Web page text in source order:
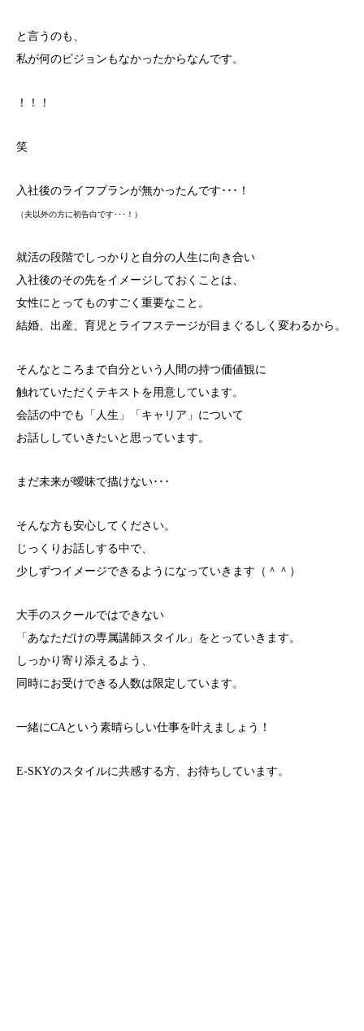
と言うのも、
私が何のビジョンもなかったからなんです。
！！！
笑
入社後のライフプランが無かったんです･･･！
（夫以外の方に初告白です･･･！）
就活の段階でしっかりと自分の人生に向き合い
入社後のその先をイメージしておくことは、
女性にとってものすごく重要なこと。
結婚、出産、育児とライフステージが目まぐるしく変わるから。
そんなところまで自分という人間の持つ価値観に
触れていただくテキストを用意しています。
会話の中でも「人生」「キャリア」について
お話ししていきたいと思っています。
まだ未来が曖昧で描けない･･･
そんな方も安心してください。
じっくりお話しする中で、
少しずつイメージできるようになっていきます（＾＾）
大手のスクールではできない
「あなただけの専属講師スタイル」をとっていきます。
しっかり寄り添えるよう、
同時にお受けできる人数は限定しています。
一緒にCAという素晴らしい仕事を叶えましょう！
E-SKYのスタイルに共感する方、お待ちしています。